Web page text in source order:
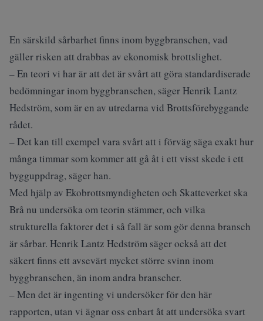
En särskild sårbarhet finns inom byggbranschen, vad
gäller risken att drabbas av ekonomisk brottslighet.
– En teori vi har är att det är svårt att göra standardiserade
bedömningar inom byggbranschen, säger Henrik Lantz
Hedström, som är en av utredarna vid Brottsförebyggande
rådet.
– Det kan till exempel vara svårt att i förväg säga exakt hur
många timmar som kommer att gå åt i ett visst skede i ett
bygguppdrag, säger han.
Med hjälp av Ekobrottsmyndigheten och Skatteverket ska
Brå nu undersöka om teorin stämmer, och vilka
strukturella faktorer det i så fall är som gör denna bransch
är sårbar. Henrik Lantz Hedström säger också att det
säkert finns ett avsevärt mycket större svinn inom
byggbranschen, än inom andra branscher.
– Men det är ingenting vi undersöker för den här
rapporten, utan vi ägnar oss enbart åt att undersöka svart